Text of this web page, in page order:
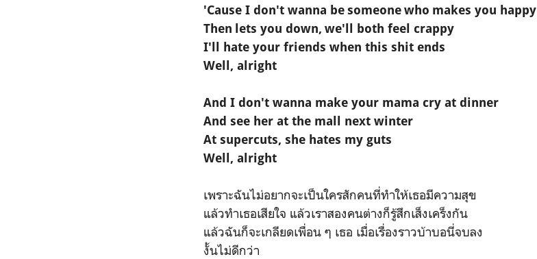
'Cause I don't wanna be someone who makes you happy
Then lets you down, we'll both feel crappy
I'll hate your friends when this shit ends
Well, alright
And I don't wanna make your mama cry at dinner
And see her at the mall next winter
At supercuts, she hates my guts
Well, alright
เพราะฉันไม่อยากจะเป็นใครสักคนที่ทำให้เธอมีความสุข
แล้วทำเธอเสียใจ แล้วเราสองคนต่างก็รู้สึกเส็งเคร็งกัน
แล้วฉันก็จะเกลียดเพื่อน ๆ เธอ เมื่อเรื่องราวบ้าบอนี่จบลง
งั้นไม่ดีกว่า